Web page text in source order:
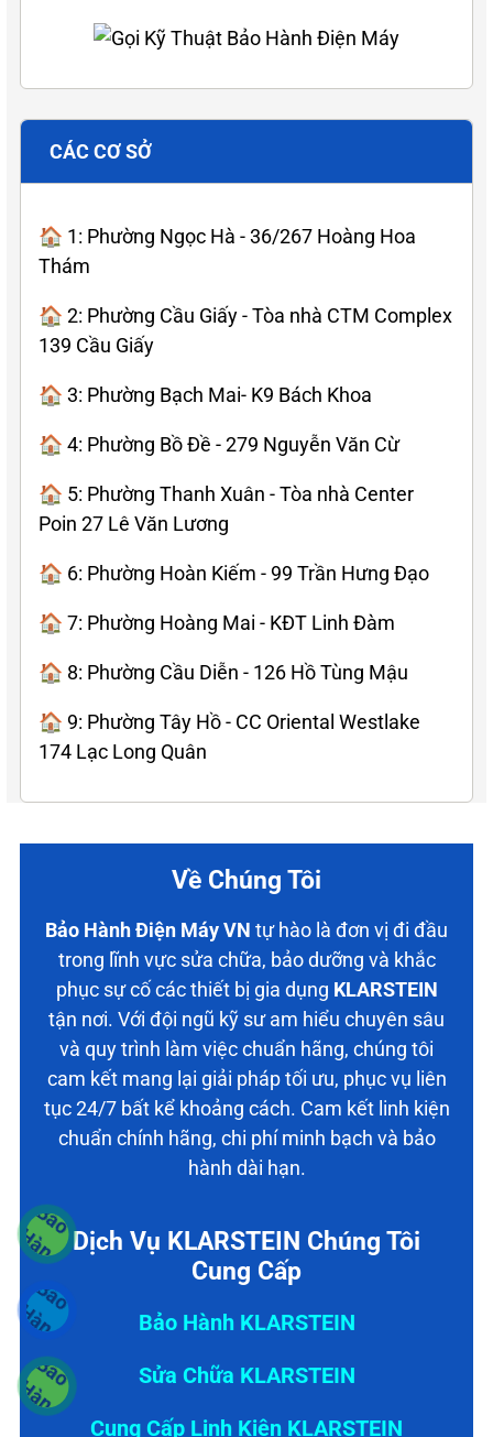
CÁC CƠ SỞ
🏠 1: Phường Ngọc Hà - 36/267 Hoàng Hoa
Thám
🏠 2: Phường Cầu Giấy - Tòa nhà CTM Complex
139 Cầu Giấy
🏠 3: Phường Bạch Mai- K9 Bách Khoa
🏠 4: Phường Bồ Đề - 279 Nguyễn Văn Cừ
🏠 5: Phường Thanh Xuân - Tòa nhà Center
Poin 27 Lê Văn Lương
🏠 6: Phường Hoàn Kiếm - 99 Trần Hưng Đạo
🏠 7: Phường Hoàng Mai - KĐT Linh Đàm
🏠 8: Phường Cầu Diễn - 126 Hồ Tùng Mậu
🏠 9: Phường Tây Hồ - CC Oriental Westlake
174 Lạc Long Quân
Về Chúng Tôi
Bảo Hành Điện Máy VN tự hào là đơn vị đi đầu
trong lĩnh vực sửa chữa, bảo dưỡng và khắc
phục sự cố các thiết bị gia dụng KLARSTEIN
tận nơi. Với đội ngũ kỹ sư am hiểu chuyên sâu
và quy trình làm việc chuẩn hãng, chúng tôi
cam kết mang lại giải pháp tối ưu, phục vụ liên
tục 24/7 bất kể khoảng cách. Cam kết linh kiện
chuẩn chính hãng, chi phí minh bạch và bảo
hành dài hạn.
Dịch Vụ KLARSTEIN Chúng Tôi
Cung Cấp
Bảo Hành KLARSTEIN
Sửa Chữa KLARSTEIN
Cung Cấp Linh Kiện KLARSTEIN